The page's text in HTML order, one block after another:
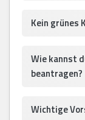
Kein grünes
Wie kannst
beantragen?
Wichtige